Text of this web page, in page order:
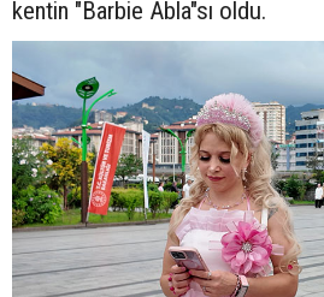
kentin "Barbie Abla"sı oldu.